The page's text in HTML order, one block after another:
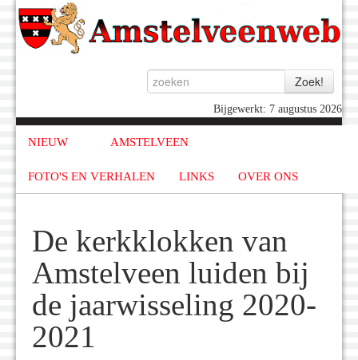
Bijgewerkt: 7 augustus 2026
NIEUW AMSTELVEEN
FOTO'S EN VERHALEN LINKS OVER ONS
De kerkklokken van
Amstelveen luiden bij
de jaarwisseling 2020-
2021